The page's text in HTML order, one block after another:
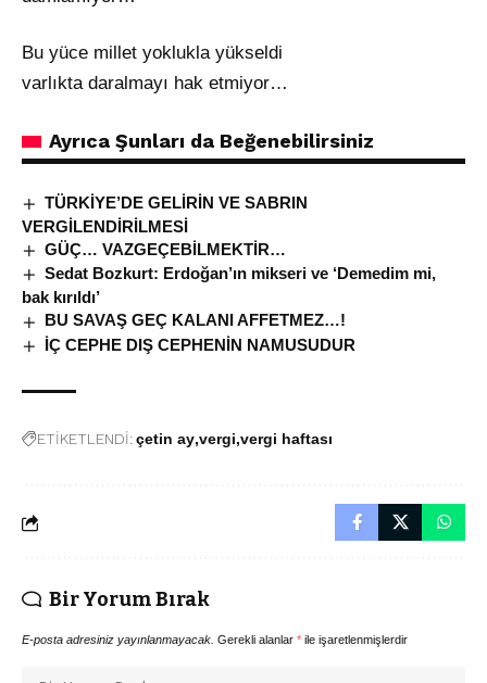
Bu yüce millet yoklukla yükseldi
varlıkta daralmayı hak etmiyor…
Ayrıca Şunları da Beğenebilirsiniz
TÜRKİYE’DE GELİRİN VE SABRIN
VERGİLENDİRİLMESİ
GÜÇ… VAZGEÇEBİLMEKTİR…
Sedat Bozkurt: Erdoğan’ın mikseri ve ‘Demedim mi,
bak kırıldı’
BU SAVAŞ GEÇ KALANI AFFETMEZ…!
İÇ CEPHE DIŞ CEPHENİN NAMUSUDUR
ETİKETLENDİ:çetin ay vergi vergi haftası
Bir Yorum Bırak
E-posta adresiniz yayınlanmayacak. Gerekli alanlar * ile işaretlenmişlerdir